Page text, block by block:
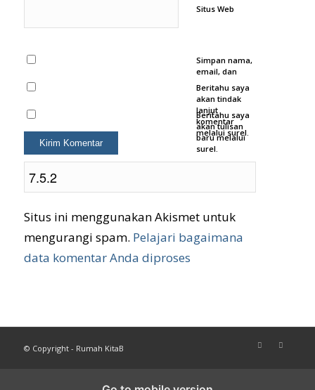
Situs Web
Simpan nama,
email, dan
situs web saya
pada
peramban ini
untuk
komentar saya
berikutnya.
Beritahu saya
akan tindak
lanjut
komentar
melalui surel.
Beritahu saya
akan tulisan
baru melalui
surel.
Situs ini menggunakan Akismet untuk
mengurangi spam. Pelajari bagaimana
data komentar Anda diproses
© Copyright - Rumah KitaB